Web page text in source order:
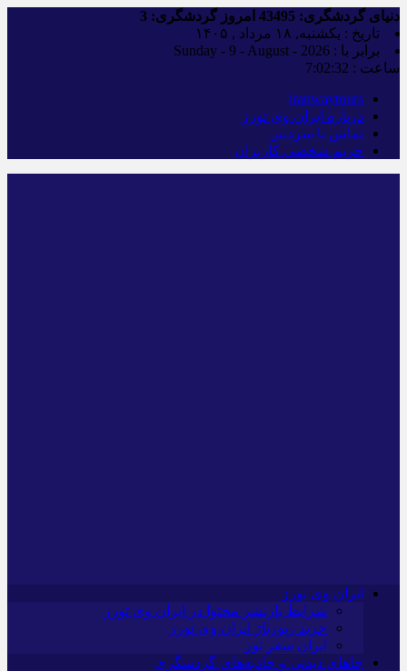
دنیای گردشگری: امروز گردشگری:
تاریخ : یکشنبه, ۱۸ مرداد , ۱۴۰۵
برابر با : Sunday - 9 - August - 2026
ساعت : 7:02:33
iranwaytours
درباره ایران وی تورز
تماس با سردبیر
حریم شخصی کاربران
ایران وی تورز
شرایط بازنشر محتوا در ایران وی تورز
خرید رپورتاژ ایران وی تورز
ایران سفر تور
جاهای دیدنی و جاذبه‌های گردشگری